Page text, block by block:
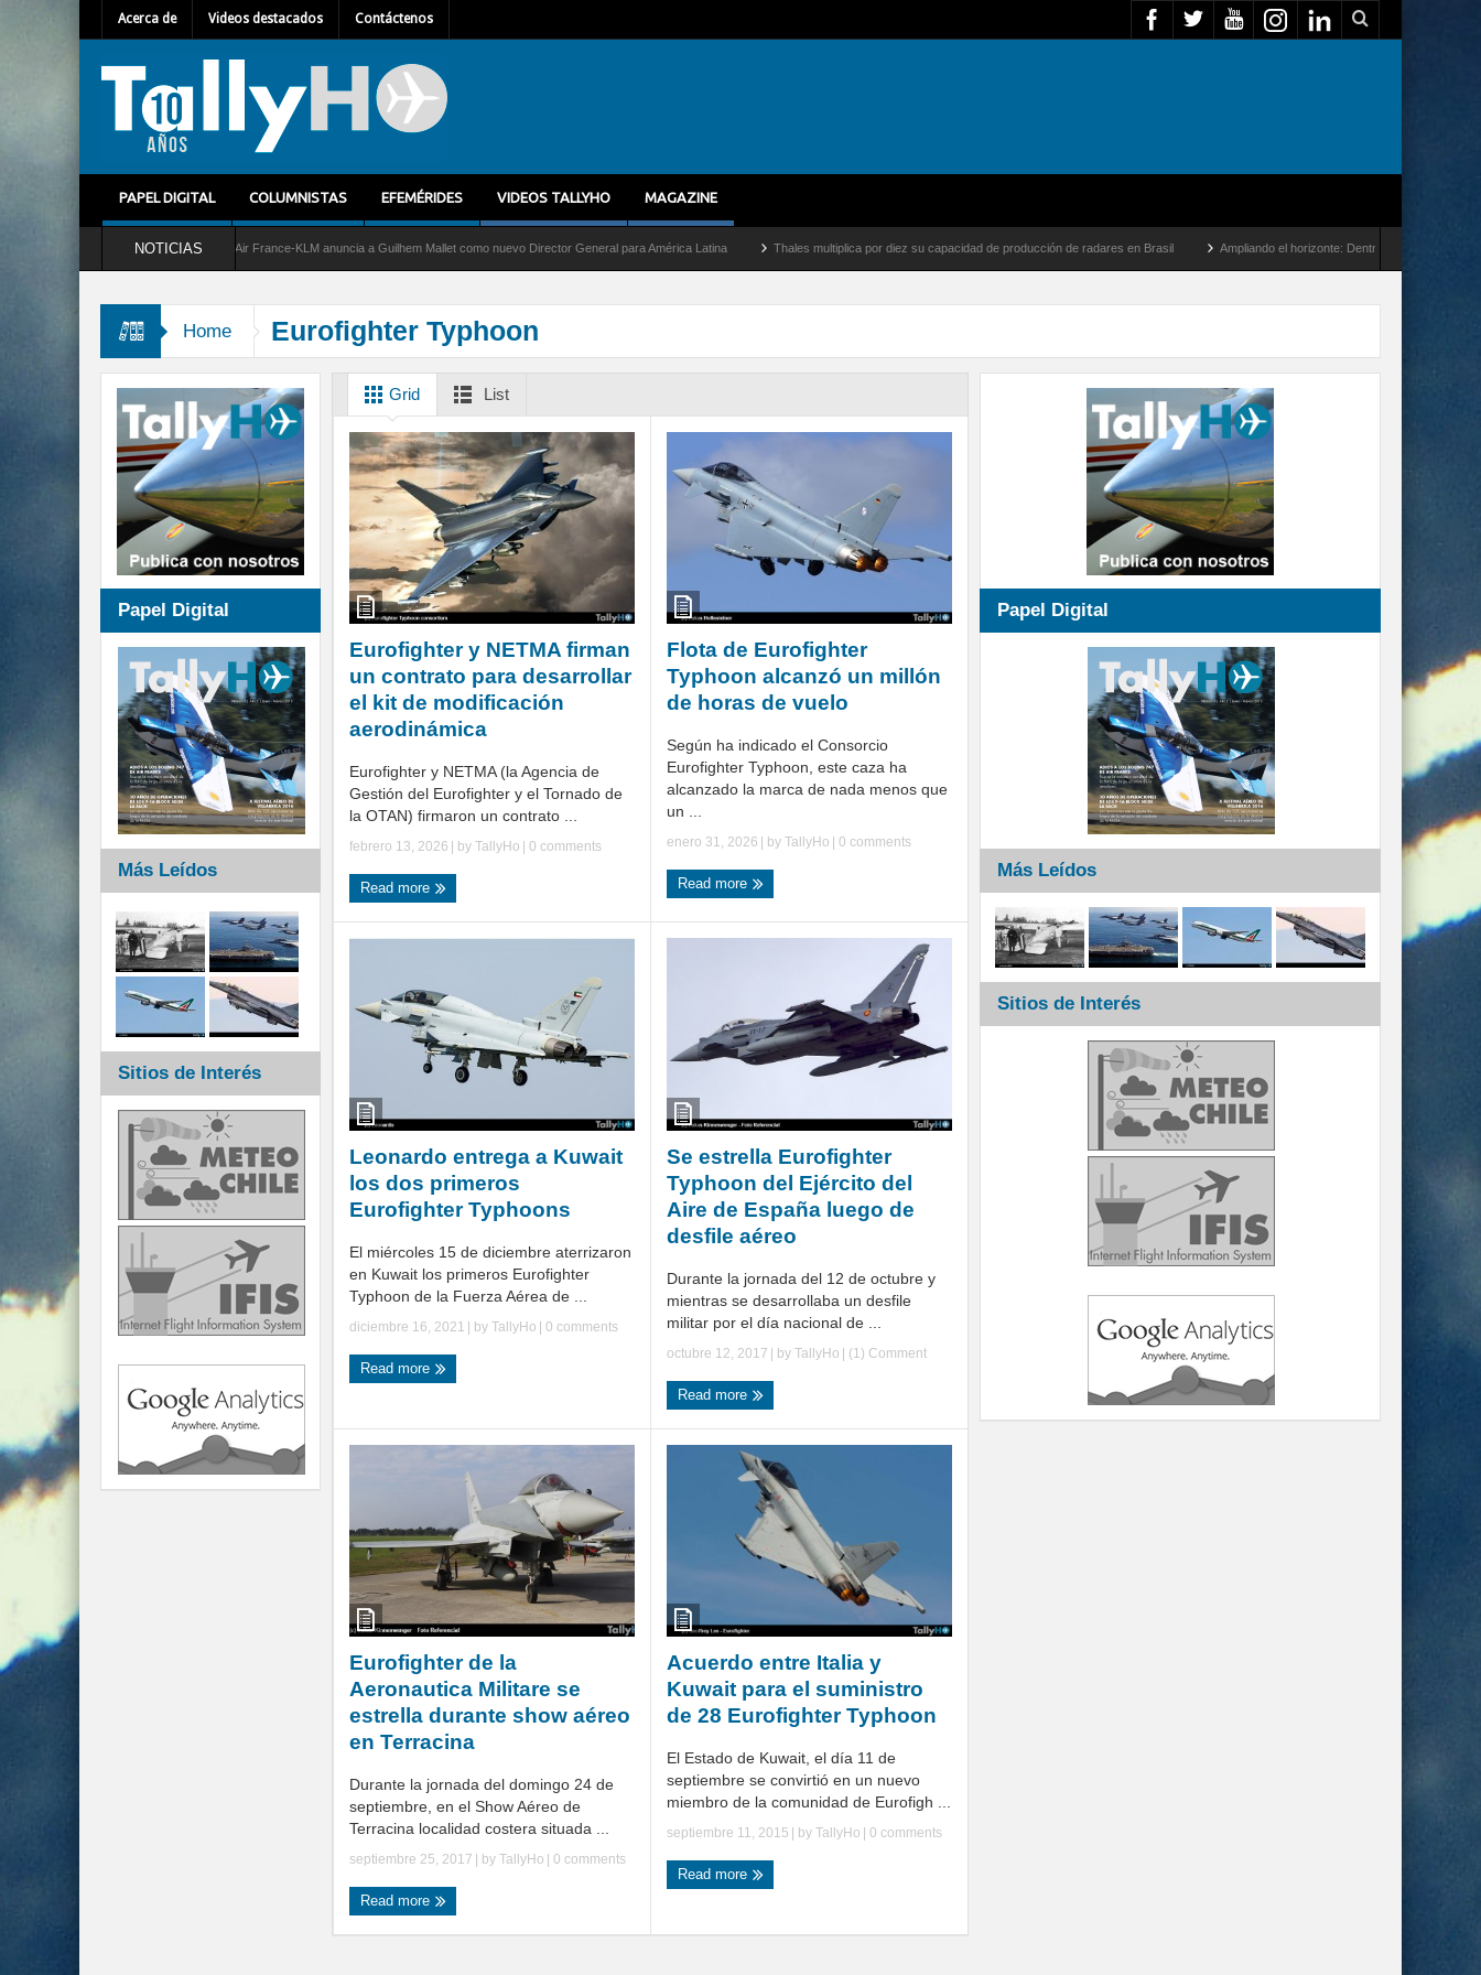
Acerca de Videos destacados Contáctenos
PAPEL DIGITAL COLUMNISTAS EFEMÉRIDES VIDEOS TALLYHO MAGAZINE
NOTICIASAir France-KLM anuncia a Guilhem Mallet como nuevo Director General para América Latina Thales multiplica por diez su capacidad de producción de radares en Brasil Ampliando el horizonte: Dentro del vuelo de desarrollo más
Home Eurofighter Typhoon
Grid List
Eurofighter y NETMA firman
un contrato para desarrollar
el kit de modificación
aerodinámica
Eurofighter y NETMA (la Agencia de
Gestión del Eurofighter y el Tornado de
la OTAN) firmaron un contrato ...
febrero 13, 2026 | by TallyHo 0 comments
Read more
Flota de Eurofighter
Typhoon alcanzó un millón
de horas de vuelo
Según ha indicado el Consorcio
Eurofighter Typhoon, este caza ha
alcanzado la marca de nada menos que
un ...
enero 31, 2026 | by TallyHo 0 comments
Read more
Leonardo entrega a Kuwait
los dos primeros
Eurofighter Typhoons
El miércoles 15 de diciembre aterrizaron
en Kuwait los primeros Eurofighter
Typhoon de la Fuerza Aérea de ...
diciembre 16, 2021 | by TallyHo | 0 comments
Read more
Se estrella Eurofighter
Typhoon del Ejército del
Aire de España luego de
desfile aéreo
Durante la jornada del 12 de octubre y
mientras se desarrollaba un desfile
militar por el día nacional de ...
octubre 12, 2017 | by TallyHo | (1) Comment
Read more
Eurofighter de la
Aeronautica Militare se
estrella durante show aéreo
en Terracina
Durante la jornada del domingo 24 de
septiembre, en el Show Aéreo de
Terracina localidad costera situada ...
septiembre 25, 2017 | by TallyHo 0 comments
Read more
Acuerdo entre Italia y
Kuwait para el suministro
de 28 Eurofighter Typhoon
El Estado de Kuwait, el día 11 de
septiembre se convirtió en un nuevo
miembro de la comunidad de Eurofigh ...
septiembre 11, 2015 | by TallyHo 0 comments
Read more
Papel Digital
Más Leídos
Sitios de Interés
Papel Digital
Más Leídos
Sitios de Interés